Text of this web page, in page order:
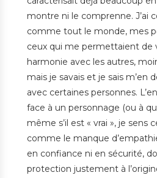
montre ni le comprenne. J’ai
comme tout le monde, mes
ceux qui me permettaient de
harmonie avec les autres,
mais je savais et je sais m’en
avec certaines personnes.
face à un personnage (ou à
même s’il est « vrai », je sens
comme le manque
en confiance ni en sécurité,
protection justement à